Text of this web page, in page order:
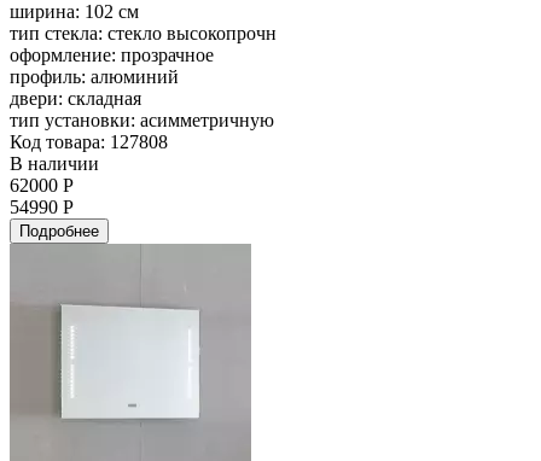
ширина: 102 см
тип стекла: стекло высокопрочн
оформление: прозрачное
профиль: алюминий
двери: складная
тип установки: асимметричную
Код товара: 127808
В наличии
62000 Р
54990 Р
Подробнее